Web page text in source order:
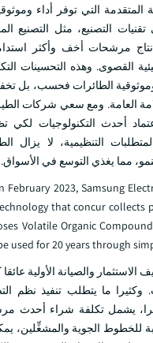
المتقدمة التي توفر أداء
التصنيع، مثل التصنيع
إنتاج مرشحات أخف وأكثر
القصوى. وهذه التحسينات
وموثوقية الطائرات فحسب، بل
العامة. ومع سعي شركات
أحدث التكنولوجيات لكي
التنظيمية، لا يزال
مما يغذي التوسع في الأسواق.
February 2023, Samsung
that concur collects
Volatile Organic
used for 20 years through
الاستثمار والصيانة الأولية
ما يتطلب تنفيذ نظم
يشمل تكلفة شراء أحدث
للخطوط الجوية والمشغِّلين،